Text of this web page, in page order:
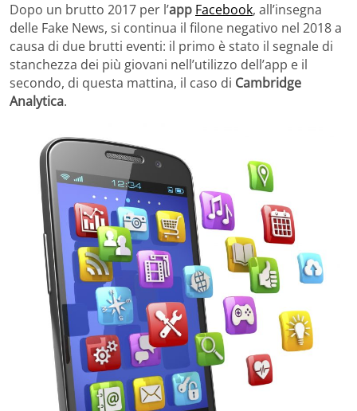
Dopo un brutto 2017 per l’app Facebook, all’insegna
delle Fake News, si continua il filone negativo nel 2018 a
causa di due brutti eventi: il primo è stato il segnale di
stanchezza dei più giovani nell’utilizzo dell’app e il
secondo, di questa mattina, il caso di Cambridge
Analytica.